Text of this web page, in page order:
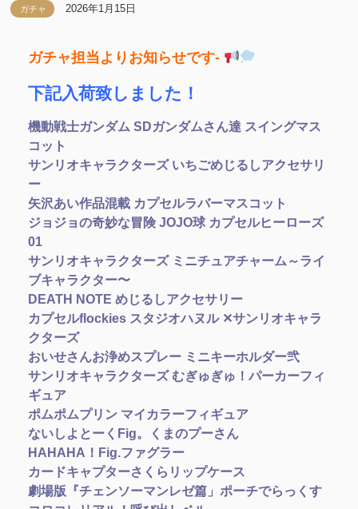
ガチャ 2026年1月15日
ガチャ担当よりお知らせです-
下記入荷致しました！
機動戦士ガンダム SDガンダムさん達 スイングマス
コット
サンリオキャラクターズ いちごめじるしアクセサリ
ー
矢沢あい作品混載 カプセルラバーマスコット
ジョジョの奇妙な冒険 JOJO球 カプセルヒーローズ
01
サンリオキャラクターズ ミニチュアチャーム～ライ
ブキャラクター〜
DEATH NOTE めじるしアクセサリー
カプセルflockies スタジオハヌル ✕サンリオキャラ
クターズ
おいせさんお浄めスプレー ミニキーホルダー弐
サンリオキャラクターズ むぎゅぎゅ！パーカーフィ
ギュア
ポムポムプリン マイカラーフィギュア
ないしよとーくFig。くまのプーさん
HAHAHA！Fig.ファグラー
カードキャプターさくらリップケース
劇場版『チェンソーマンレゼ篇」ポーチでらっくす